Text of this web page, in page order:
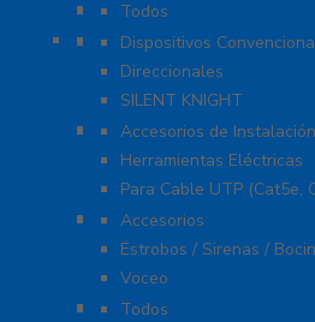
Extinción de Incendio
Todos
Fuentes de
Dispositivos
Direccionales
SILENT KNIGHT
Herramientas
Accesorios de Instalación
Herramientas Eléctricas
Para Cable UTP (Cat5e,
Notificación y Voceo
Accesorios
Estrobos / Sirenas /
Voceo
Señalamientos
Todos